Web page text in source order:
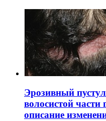
Эрозивный
волосистой части
описание